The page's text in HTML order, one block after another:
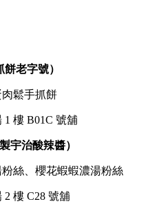
老字號）
鬆手抓餅
1 樓 B01C 號舖
宇治酸辣醬）
絲、櫻花蝦蝦濃湯粉絲
2 樓 C28 號舖